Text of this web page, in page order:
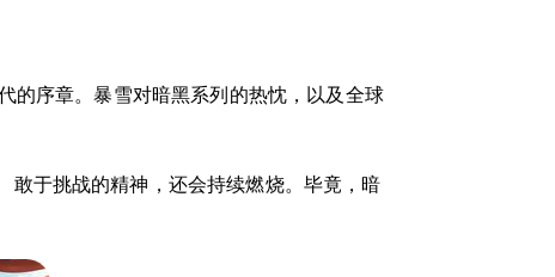
的序章。暴雪对暗黑系列的热忱，以及全球
敢于挑战的精神，还会持续燃烧。毕竟，暗